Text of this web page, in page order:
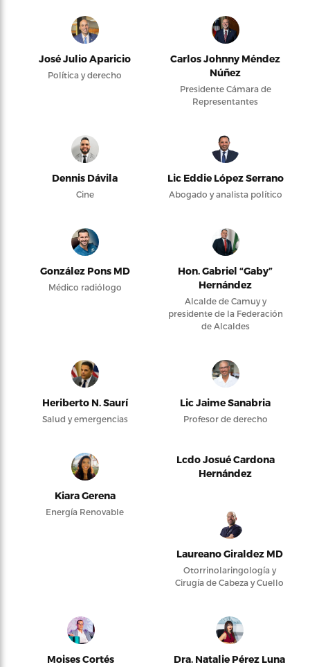
José Julio Aparicio
Política y derecho
Carlos Johnny Méndez
Núñez
Presidente Cámara de
Representantes
Dennis Dávila
Cine
Lic Eddie López Serrano
Abogado y analista político
González Pons MD
Médico radiólogo
Hon. Gabriel “Gaby”
Hernández
Alcalde de Camuy y
presidente de la Federación
de Alcaldes
Heriberto N. Saurí
Salud y emergencias
Lic Jaime Sanabria
Profesor de derecho
Kiara Gerena
Energía Renovable
Lcdo Josué Cardona
Hernández
Laureano Giraldez MD
Otorrinolaringología y
Cirugía de Cabeza y Cuello
Moises Cortés Dra. Natalie Pérez Luna